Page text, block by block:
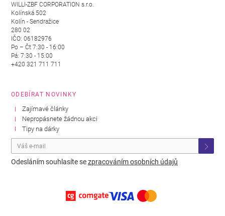
WILLI-ZBF CORPORATION s.r.o.
Kolínská 502
Kolín - Sendražice
280 02
IČO: 06182976
Po – Čt 7:30 - 16:00
Pá: 7:30 - 15:00
+420 321 711 711
ODEBÍRAT NOVINKY
Zajímavé články
Nepropásnete žádnou akci
Tipy na dárky
Odesláním souhlasíte sezpracováním osobních údajů